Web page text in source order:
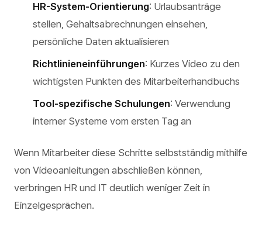
HR-System-Orientierung: Urlaubsanträge
stellen, Gehaltsabrechnungen einsehen,
persönliche Daten aktualisieren
Richtlinieneinführungen: Kurzes Video zu den
wichtigsten Punkten des Mitarbeiterhandbuchs
Tool-spezifische Schulungen: Verwendung
interner Systeme vom ersten Tag an
Wenn Mitarbeiter diese Schritte selbstständig mithilfe
von Videoanleitungen abschließen können,
verbringen HR und IT deutlich weniger Zeit in
Einzelgesprächen.